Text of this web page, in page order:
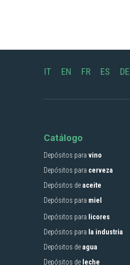
IT EN FR ES DE
Catálogo
Depósitos para vino
Depósitos para cerveza
Depósitos deaceite
Depósitos para miel
Depósitos para licores
Depósitos para la industria
Depósitos deagua
Depósitos de leche